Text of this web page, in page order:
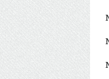
ΣΥΛΛΟΓΟΙ-
ΣΩΜΑΤΕΙΑ
ΣΦΑΓΕΙΑ
ΣΧΕΔΙΟ ΠΟΛΗΣ
ΤΕΧΝΟΛΟΓΙΑ
ΤΗΛΕΠΙΚΟΙΝΩΝΙΕΣ